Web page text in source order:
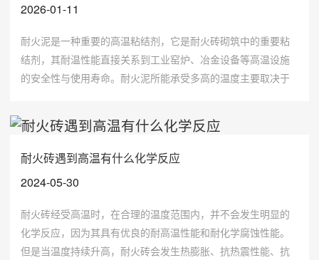
2026-01-11
耐火泥是一种重要的高温粘结剂，它是耐火砖砌筑中的重要粘
结剂，其耐温性能直接关系到工业窑炉、冶金设备等高温设施
的安全性与使用寿命。耐火泥所能承受多高的温度主要取决于
不同。
耐火砖遇到高温有什么化学反应
2024-05-30
耐火砖经受高温时，在合理的温度范围内，并不会发生明显的
化学反应，因为其具有优良的耐高温性能和耐化学腐蚀性能。
但是当温度持续升高，耐火砖会发生热膨胀、抗热震性能、抗